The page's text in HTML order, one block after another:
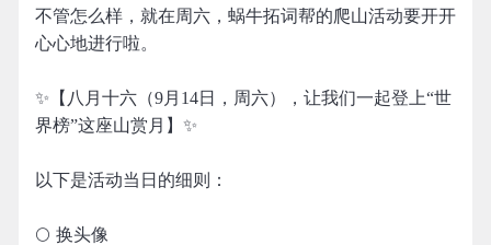
不管怎么样，就在周六，蜗牛拓词帮的爬山活动要开开
心心地进行啦。
✨【八月十六（9月14日，周六），让我们一起登上“世
界榜”这座山赏月】✨
以下是活动当日的细则：
🌕 换头像